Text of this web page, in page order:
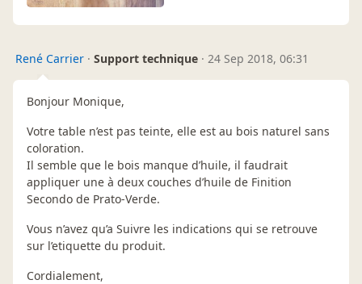
René Carrier · Support technique · 24 Sep 2018, 06:31
Bonjour Monique,
Votre table n’est pas teinte, elle est au bois naturel sans
coloration.
Il semble que le bois manque d’huile, il faudrait
appliquer une à deux couches d’huile de Finition
Secondo de Prato-Verde.
Vous n’avez qu’a Suivre les indications qui se retrouve
sur l’etiquette du produit.
Cordialement,